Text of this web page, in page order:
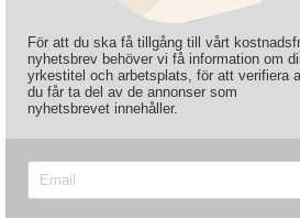
För att du ska få tillgång till vårt
nyhetsbrev behöver vi få information om
yrkestitel och arbetsplats, för att verifiera
du får ta del av de annonser som
nyhetsbrevet innehåller.